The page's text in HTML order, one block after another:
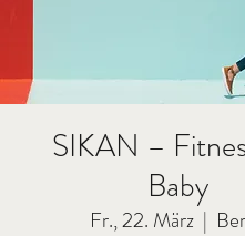
SIKAN –
Baby
Fr., 22. März
  |